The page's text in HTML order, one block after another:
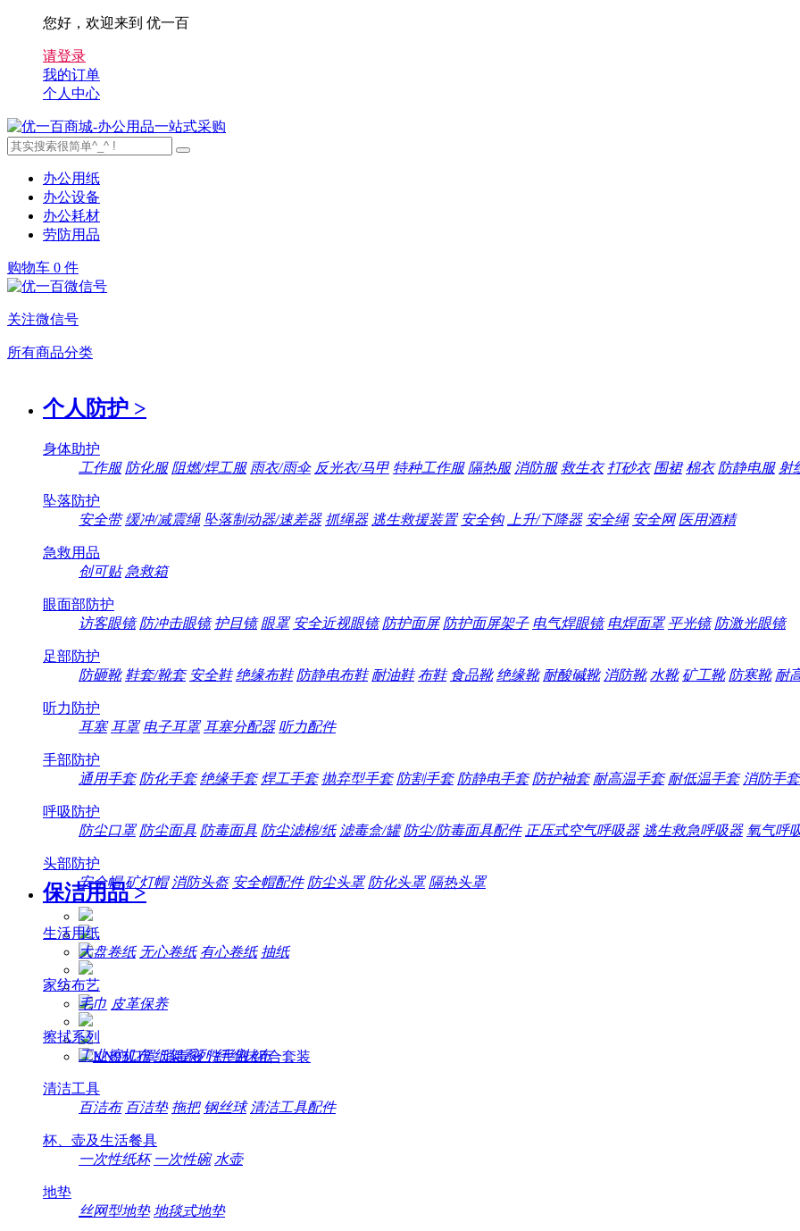
您好，欢迎来到 优一百
请登录
我的订单
个人中心
办公用纸
办公设备
办公耗材
劳防用品
购物车 0 件
关注微信号
所有商品分类
个人防护 >
身体助护
工作服 防化服 阻燃/焊工服 雨衣/雨伞 反光衣/马甲 特种工作服 隔热服 消防服 救生衣 打砂衣 围裙 棉衣 防静电服 射
坠落防护
安全带 缓冲/减震绳 坠落制动器/速差器 抓绳器 逃生救援装置 安全钩 上升/下降器 安全绳 安全网 医用酒精
急救用品
创可贴 急救箱
眼面部防护
访客眼镜 防冲击眼镜 护目镜 眼罩 安全近视眼镜 防护面屏 防护面屏架子 电气焊眼镜 电焊面罩 平光镜 防激光眼镜
足部防护
防砸靴 鞋套/靴套 安全鞋 绝缘布鞋 防静电布鞋 耐油鞋 布鞋 食品靴 绝缘靴 耐酸碱靴 消防靴 水靴 矿工靴 防寒靴 耐
听力防护
耳塞 耳罩 电子耳罩 耳塞分配器 听力配件
手部防护
通用手套 防化手套 绝缘手套 焊工手套 抛弃型手套 防割手套 防静电手套 防护袖套 耐高温手套 耐低温手套 消防手套
呼吸防护
防尘口罩 防尘面具 防毒面具 防尘滤棉/纸 滤毒盒/罐 防尘/防毒面具配件 正压式空气呼吸器 逃生救急呼吸器 氧气呼
头部防护
安全帽 矿灯帽 消防头盔 安全帽配件 防尘头罩 防化头罩 隔热头罩
保洁用品 >
生活用纸
大盘卷纸 无心卷纸 有心卷纸 抽纸
家纺布艺
毛巾 皮革保养
擦拭系列
工业擦机布 纸架系列 纤维抹布
清洁工具
百洁布 百洁垫 拖把 钢丝球 清洁工具配件
杯、壶及生活餐具
一次性纸杯 一次性碗 水壶
地垫
丝网型地垫 地毯式地垫